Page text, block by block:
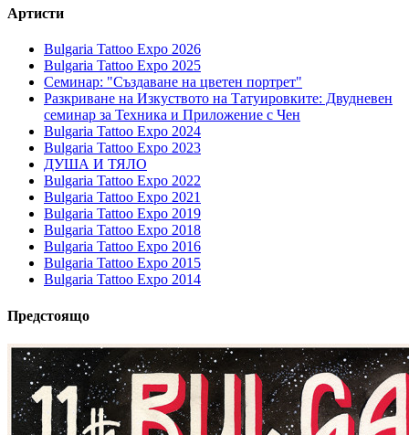
Артисти
Bulgaria Tattoo Expo 2026
Bulgaria Tattoo Expo 2025
Семинар: "Създаване на цветен портрет"
Разкриване на Изкуството на Татуировките: Двудневен
семинар за Техника и Приложение с Чен
Bulgaria Tattoo Expo 2024
Bulgaria Tattoo Expo 2023
ДУША И ТЯЛО
Bulgaria Tattoo Expo 2022
Bulgaria Tattoo Expo 2021
Bulgaria Tattoo Expo 2019
Bulgaria Tattoo Expo 2018
Bulgaria Tattoo Expo 2016
Bulgaria Tattoo Expo 2015
Bulgaria Tattoo Expo 2014
Предстоящо